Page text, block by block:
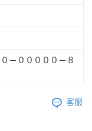
－０００００－８
客服